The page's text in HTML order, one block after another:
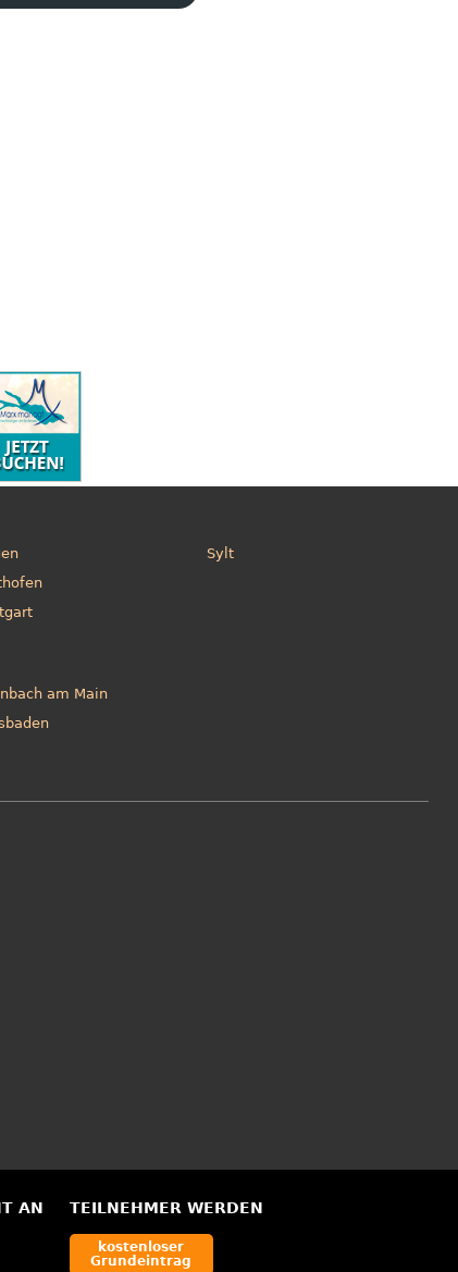
Sylt
am Main
AN TEILNEHMER WERDEN
kostenloser
Grundeintrag